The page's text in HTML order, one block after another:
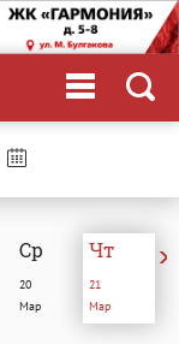
Ср
20
Мар
Чт
21
Мар